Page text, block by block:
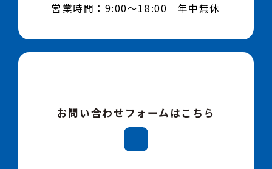
営業時間：9:00～18:00 年中無休
お問い合わせフォームはこちら